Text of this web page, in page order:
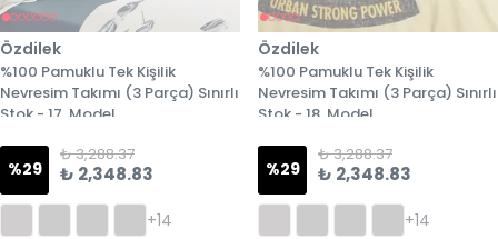
Özdilek
%100 Pamuklu Tek Kişilik
Nevresim Takımı (3 Parça) Sınırlı
Stok - 17. Model
%29
₺ 3,288.37
₺ 2,348.83
+14
Özdilek
%100 Pamuklu Tek Kişilik
Nevresim Takımı (3 Parça) Sınırlı
Stok - 18. Model
%29
₺ 3,288.37
₺ 2,348.83
+14